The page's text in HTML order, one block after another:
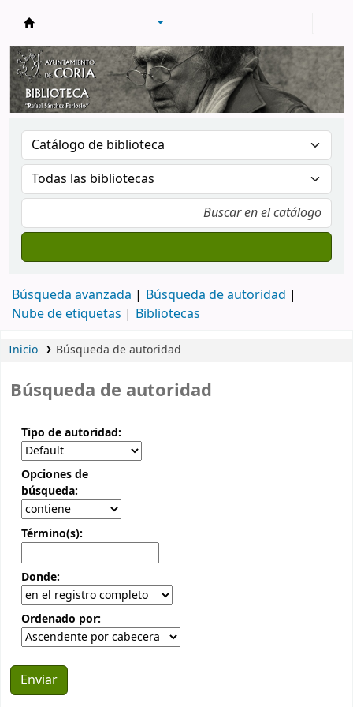
Biblioteca Municipal de Coria
Búsqueda avanzada
Búsqueda de autoridad
Nube de etiquetas
Bibliotecas
Inicio Búsqueda de autoridad
Búsqueda de autoridad
Tipo de autoridad:
Opciones de
búsqueda:
Término(s):
Donde:
Ordenado por: